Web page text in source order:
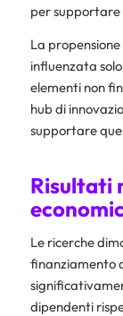
per supportare
La
influenzata
elementi non
hub di
supportare
Risultati
Le ricerche
finanziamento
dipendenti